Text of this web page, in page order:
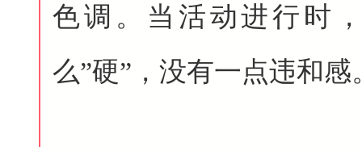
色调。当活动进行时
么”硬”，没有一点违和感